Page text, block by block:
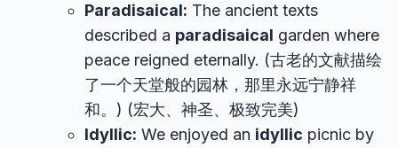
Paradisaical: The ancient texts
described a paradisaical garden where
peace reigned eternally. (古老的文献描绘
了一个天堂般的园林，那里永远宁静祥
和。) (宏大、神圣、极致完美)
Idyllic: We enjoyed an idyllic picnic by